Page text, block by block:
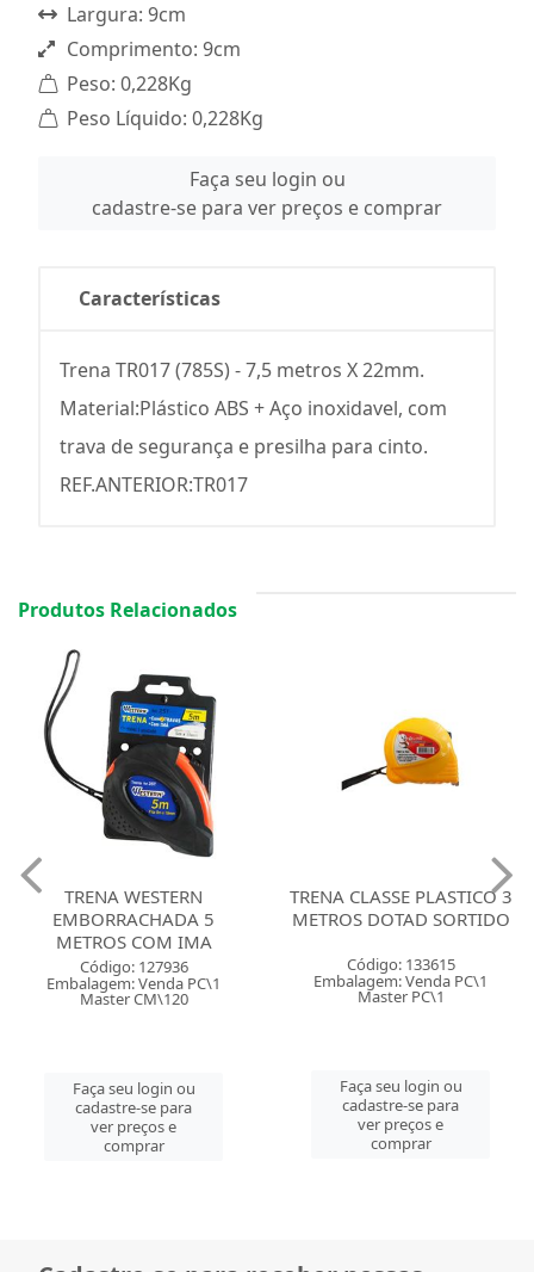
Largura: 9cm
Comprimento: 9cm
Peso: 0,228Kg
Peso Líquido: 0,228Kg
Faça seu login ou
cadastre-se para ver preços e comprar
Características
Trena TR017 (785S) - 7,5 metros X 22mm.
Material:Plástico ABS + Aço inoxidavel, com
trava de segurança e presilha para cinto.
REF.ANTERIOR:TR017
Produtos Relacionados
TRENA WESTERN
EMBORRACHADA 5
METROS COM IMA
Código: 127936
Embalagem: Venda PC\1
Master CM\120
Faça seu login ou
cadastre-se para
ver preços e
comprar
TRENA CLASSE PLASTICO 3
METROS DOTAD SORTIDO
Código: 133615
Embalagem: Venda PC\1
Master PC\1
Faça seu login ou
cadastre-se para
ver preços e
comprar